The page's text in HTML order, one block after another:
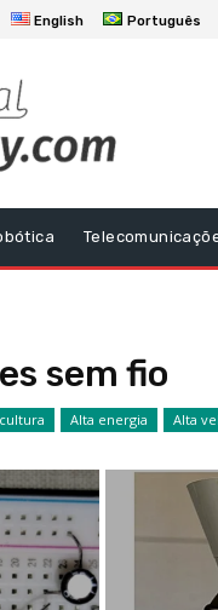
English Português
sem fio
Alta energia Alta